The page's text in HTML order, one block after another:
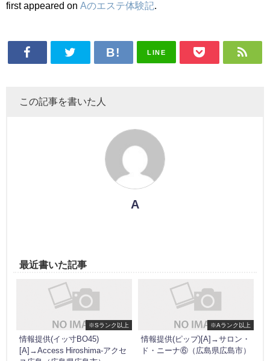
first appeared on Aのエステ体験記
LINE
この記事を書いた人
A
最近書いた記事
※Sランク以上
情報提供(イッ寸BO45)
[A]→Access Hiroshima-アクセ
※Aランク以上
情報提供(ピップ)[A]→サロン・
ド・ニーナ⑥（広島県広島市）